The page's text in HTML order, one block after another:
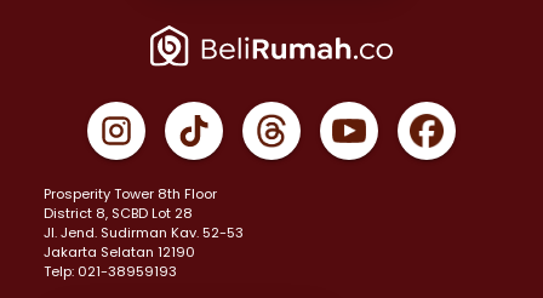
Properti Dijual di Jakarta Pusat >
Properti Dijual di Gambir >
Properti Dijual di Johar Baru >
Properti Dijual di Menteng >
Properti Dijual di Senen >
Properti Dijual di Tanah Abang >
Properti Dijual di Cikini >
Prosperity Tower 8th Floor
District 8, SCBD Lot 28
JI. Jend. Sudirman Kav. 52-53
Jakarta Selatan 12190
Telp: 021-38959193